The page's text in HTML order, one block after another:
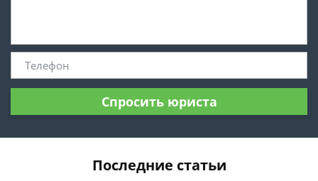
Спросить юриста
Последние статьи